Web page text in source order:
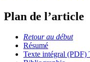
Plan de l’article
Retour au début
Résumé
Texte intégral (PDF)